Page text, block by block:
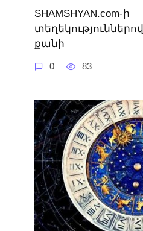
SHAMSHYAN.com-ի
քանի
0 83